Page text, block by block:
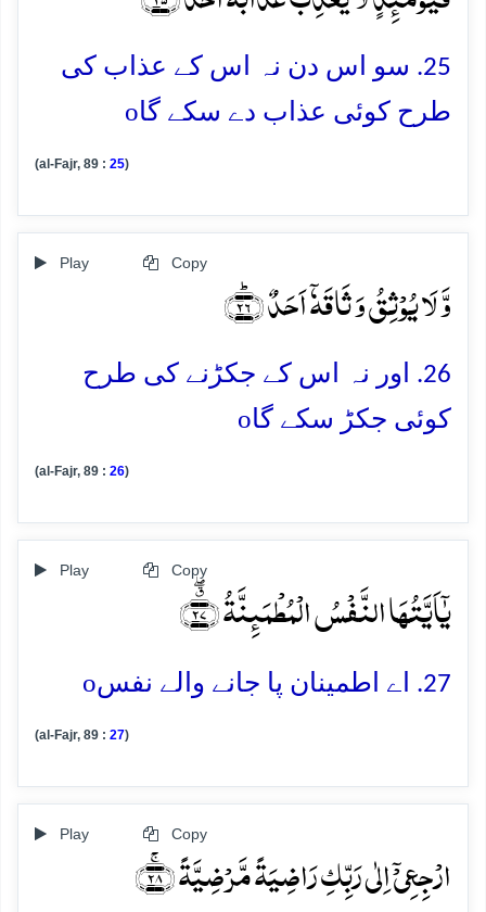
25. سو اس دن نہ اس کے عذاب کی
طرح کوئی عذاب دے سکے گاo
(al-Fajr, 89 : 25)
Play Copy
وَّ لَا یُوۡثِقُ وَ ثَاقَہٗۤ اَحَدٌ ﴿ؕ۲۶﴾
26. اور نہ اس کے جکڑنے کی طرح
کوئی جکڑ سکے گاo
(al-Fajr, 89 : 26)
Play Copy
یٰۤاَیَّتُہَا النَّفۡسُ الۡمُطۡمَئِنَّۃُ ﴿٭ۖ۲۷﴾
27. اے اطمینان پا جانے والے نفس o
(al-Fajr, 89 : 27)
Play Copy
ارۡجِعِیۡۤ اِلٰی رَبِّکِ رَاضِیَۃً مَّرۡضِیَّۃً ﴿ۚ۲۸﴾